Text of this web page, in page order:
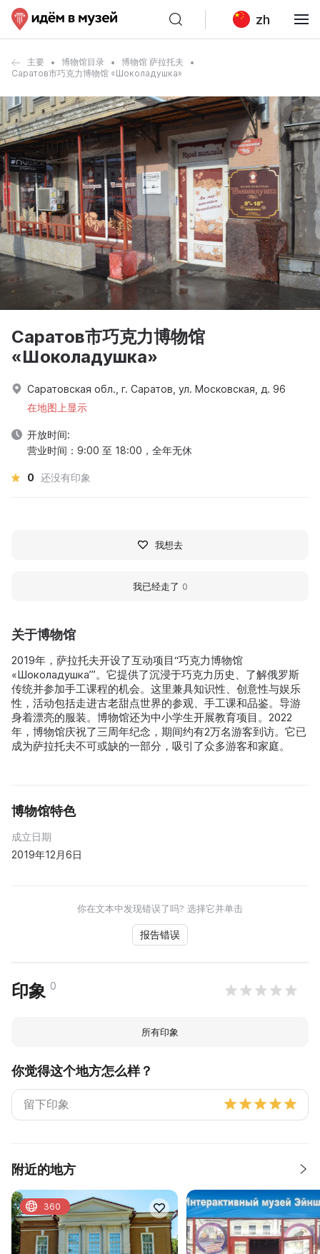
zh
主要 博物馆目录
博物馆 萨拉托夫
Саратов市巧克力博物馆 «Шоколадушка»
关于博物馆
2019年，萨拉托夫开设了互动项目“巧克力博物馆
«Шоколадушка’”。它提供了沉浸于巧克力历史、了解俄罗斯
传统并参加手工课程的机会。这里兼具知识性、创意性与娱乐
性，活动包括走进古老甜点世界的参观、手工课和品鉴。导游
身着漂亮的服装。博物馆还为中小学生开展教育项目。2022
年，博物馆庆祝了三周年纪念，期间约有2万名游客到访。它已
成为萨拉托夫不可或缺的一部分，吸引了众多游客和家庭。
博物馆特色
成立日期
2019年12月6日
你在文本中发现错误了吗? 选择它并单击
报告错误
印象 0
所有印象
你觉得这个地方怎么样？
附近的地方
360
Саратов市巧克力博物馆
«Шоколадушка»
Саратовская обл., г. Саратов, ул. Московская, д. 96
在地图上显示
开放时间:
营业时间：9:00 至 18:00，全年无休
0 还没有印象
我想去
我已经走了 0